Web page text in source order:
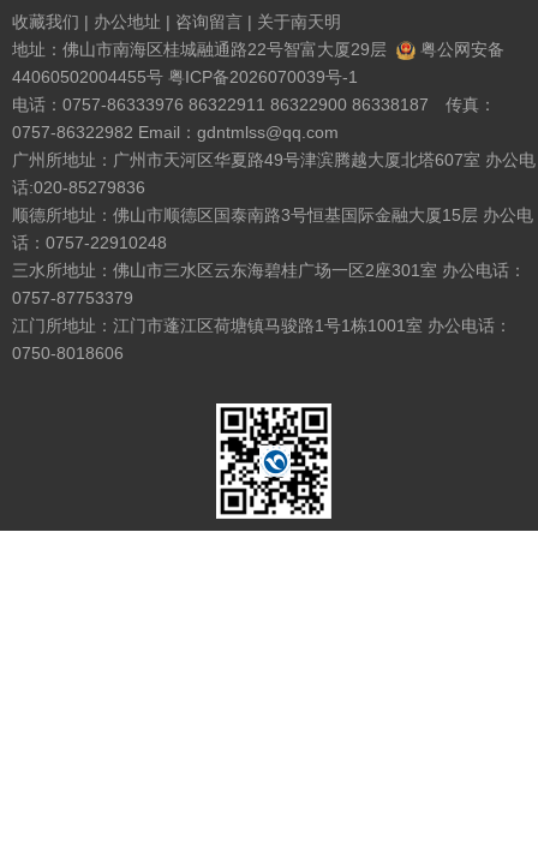
收藏我们 | 办公地址 | 咨询留言 | 关于南天明
地址：佛山市南海区桂城融通路22号智富大厦29层
粤公网安备
44060502004455号 粤ICP备2026070039号-1
电话：0757-86333976 86322911 86322900 86338187 传真：
0757-86322982 Email：gdntmlss@qq.com
广州所地址：广州市天河区华夏路49号津滨腾越大厦北塔607室 办公电
话:020-85279836
顺德所地址：佛山市顺德区国泰南路3号恒基国际金融大厦15层 办公电
话：0757-22910248
三水所地址：佛山市三水区云东海碧桂广场一区2座301室 办公电话：
0757-87753379
江门所地址：江门市蓬江区荷塘镇马骏路1号1栋1001室 办公电话：
0750-8018606